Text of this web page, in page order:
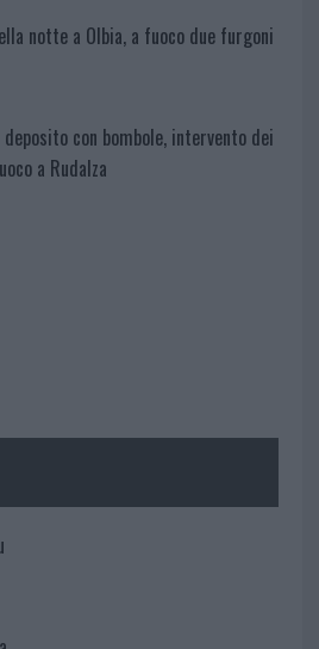
notte a Olbia, a fuoco due furgoni
deposito con bombole, intervento dei
a Rudalza